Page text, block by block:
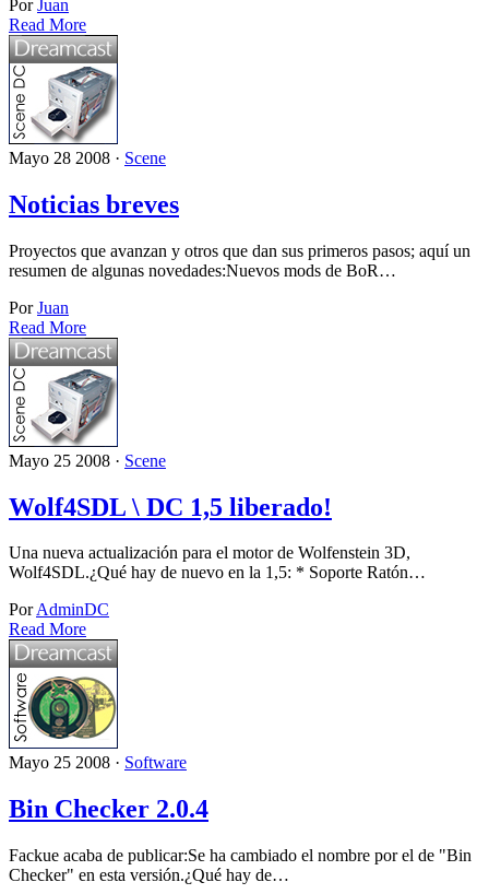
PorJuan
Read More
Mayo 28 2008 · Scene
Noticias breves
Proyectos que avanzan y otros que dan sus primeros pasos; aquí un
resumen de algunas novedades:Nuevos mods de BoR…
PorJuan
Read More
Mayo 25 2008 · Scene
Wolf4SDL \ DC 1,5 liberado!
Una nueva actualización para el motor de Wolfenstein 3D,
Wolf4SDL.¿Qué hay de nuevo en la 1,5: * Soporte Ratón…
PorAdminDC
Read More
Mayo 25 2008 · Software
Bin Checker 2.0.4
Fackue acaba de publicar:Se ha cambiado el nombre por el de "Bin
Checker" en esta versión.¿Qué hay de…